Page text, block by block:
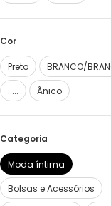
Cor
Preto
BRANCO/
.....
Ãnico
Categoria
Moda íntima
Bolsas e Acessórios